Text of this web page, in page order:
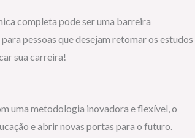
completa pode ser uma barreira
pessoas que desejam retomar os estudos
sua carreira!
uma metodologia inovadora e flexível, o
e abrir novas portas para o futuro.